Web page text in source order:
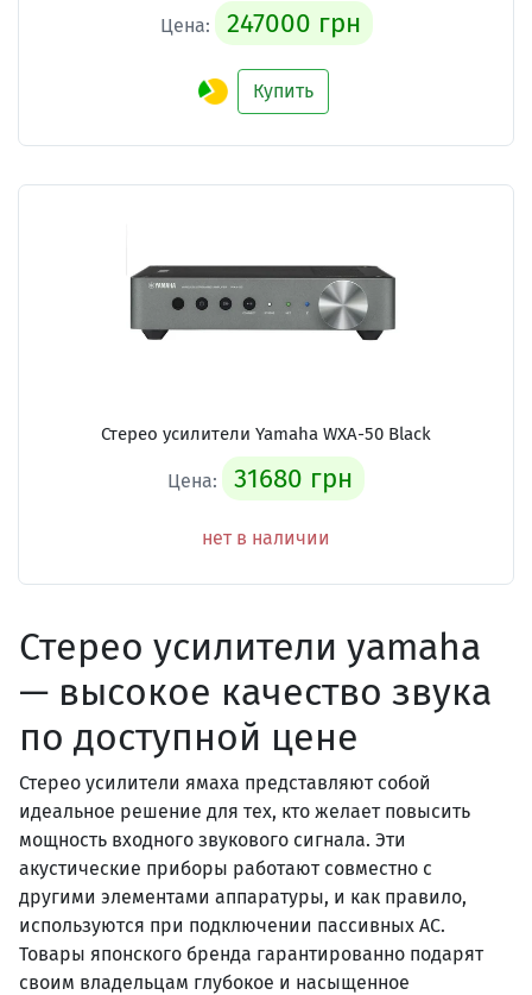
Стерео усилители yamaha
— высокое качество звука
по доступной цене
Стерео усилители ямаха представляют собой
идеальное решение для тех, кто желает повысить
мощность входного звукового сигнала. Эти
акустические приборы работают совместно с
другими элементами аппаратуры, и как правило,
используются при подключении пассивных АС.
Товары японского бренда гарантированно подарят
своим владельцам глубокое и насыщенное
Цена: 247000 грн
Купить
Стерео усилители Yamaha WXA-50 Black
Цена: 31680 грн
нет в наличии